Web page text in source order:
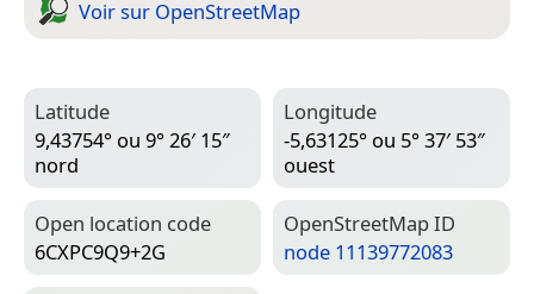
Voir sur Open­Street­Map
Latitude
9,43754° ou 9° 26′ 15″
nord
Longitude
-5,63125° ou 5° 37′ 53″
ouest
Open location code
6CXPC9Q9+2G
Open­Street­Map ID
node 11139772083